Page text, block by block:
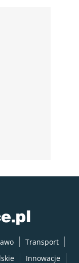
Transport
Innowacje